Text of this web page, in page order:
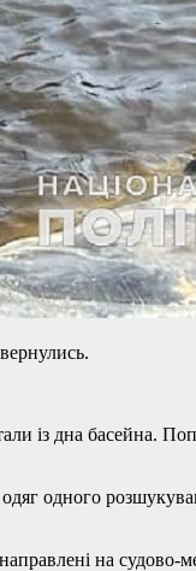
із дна басейна.
одного
на судово-